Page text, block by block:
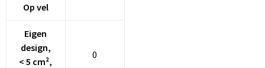
Op vel
Eigen
design,
< 5 cm²,
0